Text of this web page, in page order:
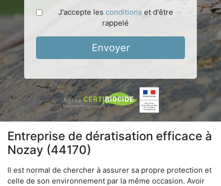
J'accepte les conditions et d'être
rappelé
Envoyer
Entreprise de dératisation efficace à
Nozay (44170)
Il est normal de chercher à assurer sa propre protection et
celle de son environnement par la même occasion. Avoir